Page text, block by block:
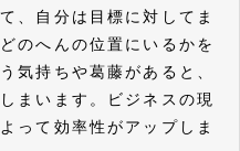
、自分は目標に対してま
のへんの位置にいるかを
気持ちや葛藤があると、
まいます。ビジネスの現
って効率性がアップしま